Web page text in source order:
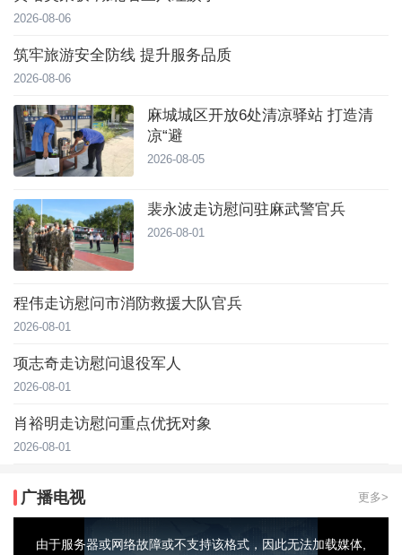
2026-08-06
筑牢旅游安全防线 提升服务品质
2026-08-06
麻城城区开放6处清凉驿站 打造清
凉“避
2026-08-05
裴永波走访慰问驻麻武警官兵
2026-08-01
程伟走访慰问市消防救援大队官兵
2026-08-01
项志奇走访慰问退役军人
2026-08-01
肖裕明走访慰问重点优抚对象
2026-08-01
广播电视 更多>
modal由于服务器或网络故障或不支持该格式，因此无法加载媒体,